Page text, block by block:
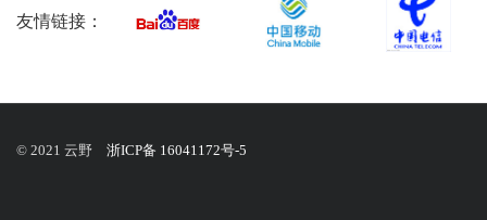
友情链接：
© 2021 云野 浙ICP备 16041172号-5